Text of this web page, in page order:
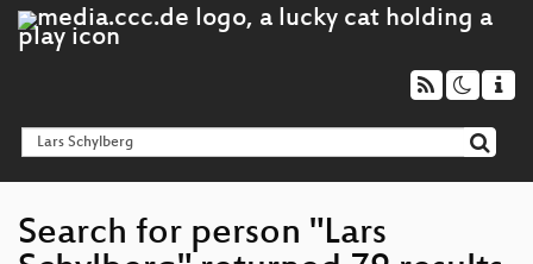
Search for person "Lars